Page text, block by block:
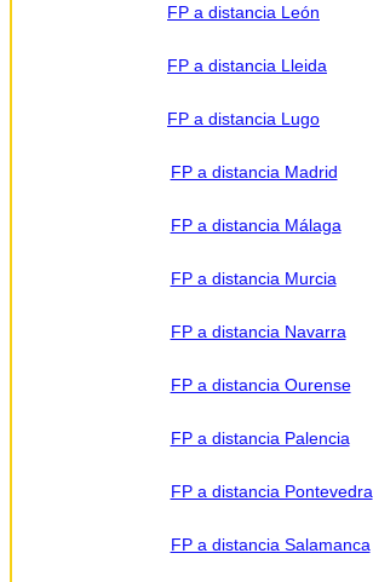
FP a distancia León
FP a distancia Lleida
FP a distancia Lugo
FP a distancia Madrid
FP a distancia Málaga
FP a distancia Murcia
FP a distancia Navarra
FP a distancia Ourense
FP a distancia Palencia
FP a distancia Pontevedra
FP a distancia Salamanca